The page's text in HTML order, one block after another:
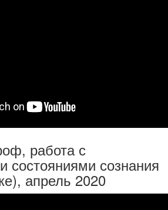
работа с
состояниями сознания
апрель 2020